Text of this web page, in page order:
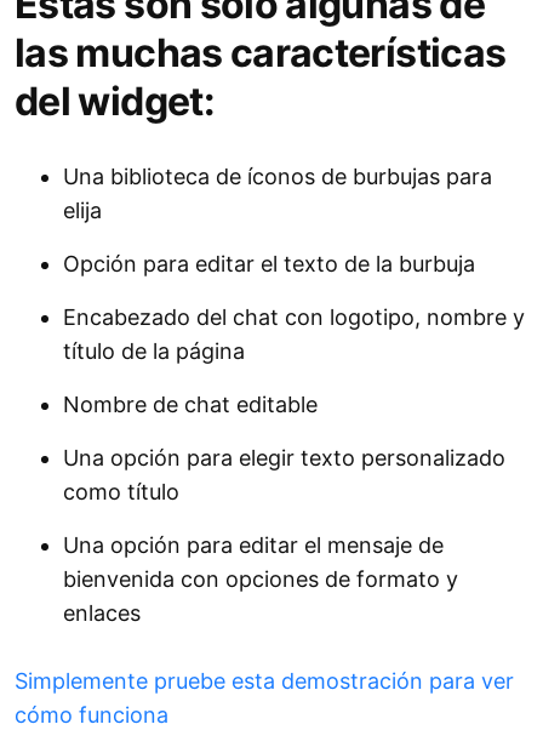
las muchas características
del widget:
Una biblioteca de íconos de burbujas para
elija
Opción para editar el texto de la burbuja
Encabezado del chat con logotipo, nombre y
título de la página
Nombre de chat editable
Una opción para elegir texto personalizado
como título
Una opción para editar el mensaje de
bienvenida con opciones de formato y
enlaces
Simplemente pruebe esta demostración para ver
cómo funciona